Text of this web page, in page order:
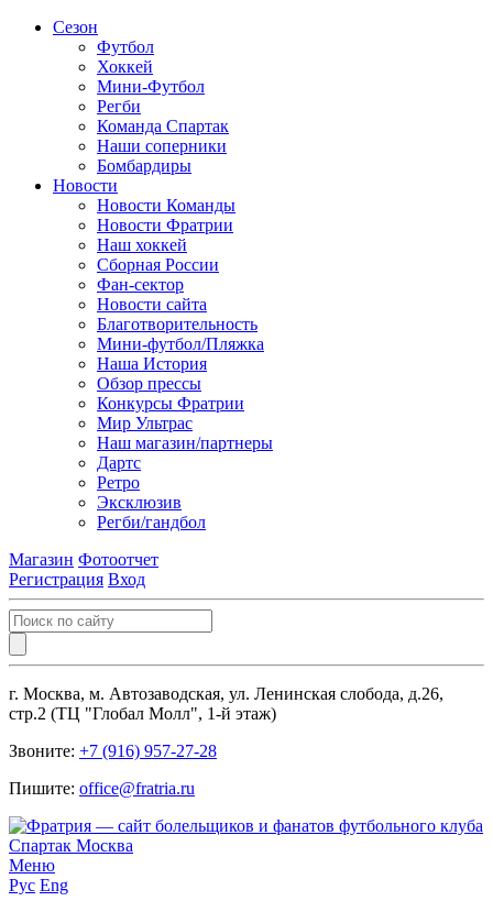
Сезон
Футбол
Хоккей
Мини-Футбол
Регби
Команда Спартак
Наши соперники
Бомбардиры
Новости
Новости Команды
Новости Фратрии
Наш хоккей
Сборная России
Фан-cектор
Новости сайта
Благотворительность
Мини-футбол/Пляжка
Наша История
Обзор прессы
Конкурсы Фратрии
Мир Ультрас
Наш магазин/партнеры
Дартс
Ретро
Эксклюзив
Регби/гандбол
Магазин Фотоотчет
Регистрация Вход
г. Москва, м. Автозаводская, ул. Ленинская слобода, д.26,
стр.2 (ТЦ "Глобал Молл", 1-й этаж)
Звоните: +7 (916) 957-27-28
Пишите: office@fratria.ru
Меню
Рус Eng